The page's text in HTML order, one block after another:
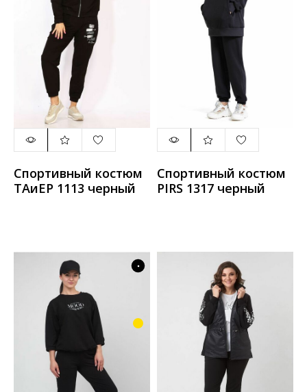
Спортивный костюм
ТАиЕР 1113 черный
Спортивный костюм
PIRS 1317 черный